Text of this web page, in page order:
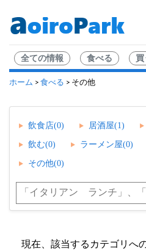
全ての情報 食べる 買
ホーム > 食べる > その他
飲食店(0) 居酒屋(1)
飲む(0) ラーメン屋(0)
その他(0)
現在、該当するカテゴリへ